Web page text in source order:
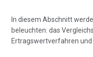
In diesem Abschnitt
beleuchten: das
Ertragswertverfahren